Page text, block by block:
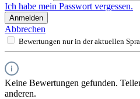
Ich habe mein Passwort vergessen.
Anmelden
Abbrechen
Bewertungen nur in der aktuellen
Keine Bewertungen gefunden.
anderen.